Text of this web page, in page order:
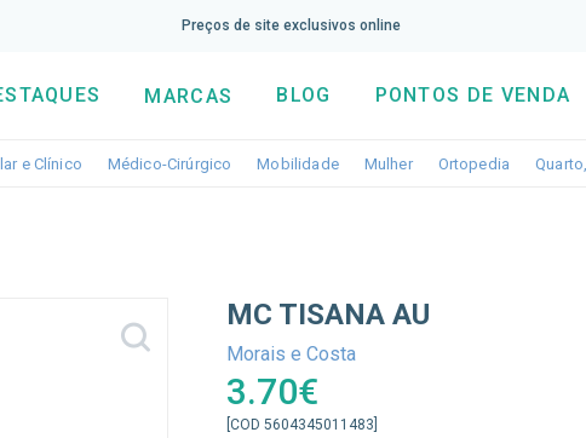
Preços de site exclusivos online
MARCAS BLOG PONTOS DE VENDA
e Clínico Toggle dropdown
Médico-Cirúrgico Toggle dropdown
Mobilidade Toggle dropdown
Mulher Toggle dropdown
Ortopedia Toggle
a nossa newsletter e tenha 5% de desconto direto
MC TISANA AU
Morais e Costa
3.70€
[COD 5604345011483]